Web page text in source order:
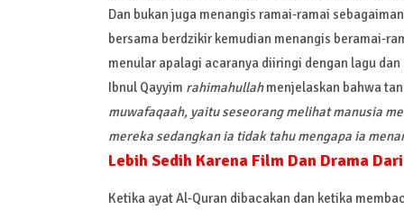
Dan bukan juga menangis ramai-ramai
bersama berdzikir kemudian menangis beramai-
menular apalagi acaranya diiringi dengan lagu dan
Ibnul Qayyim rahimahullahmenjelaskan bahwa
muwafaqaah, yaitu seseorang melihat manusia
mereka sedangkan ia tidak tahu mengapa ia
Lebih Sedih Karena Film Dan Drama
Ketika ayat Al-Quran dibacakan dan ketika